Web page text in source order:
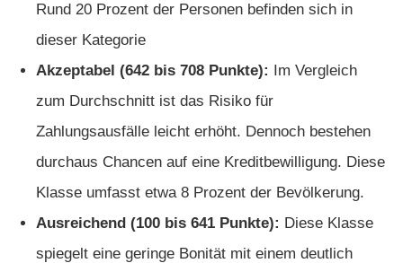
Rund 20 Prozent der Personen befinden sich in
dieser Kategorie
Akzeptabel (642 bis 708 Punkte): Im Vergleich
zum Durchschnitt ist das Risiko für
Zahlungsausfälle leicht erhöht. Dennoch bestehen
durchaus Chancen auf eine Kreditbewilligung. Diese
Klasse umfasst etwa 8 Prozent der Bevölkerung.
Ausreichend (100 bis 641 Punkte): Diese Klasse
spiegelt eine geringe Bonität mit einem deutlich